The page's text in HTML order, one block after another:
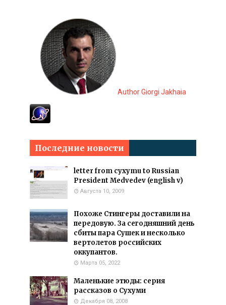
Author Giorgi Jakhaia
Последние новости
letter from cyxymu to Russian
President Medvedev (english v)
Августа 10, 2009
Похоже Стингеры доставили на
передовую. За сегодняшний день
сбиты пара Сушек и несколько
вертолетов российских
оккупантов.
Марта 05, 2022
Маленькие этюды: серия
рассказов о Сухуми
Декабря 08, 2008